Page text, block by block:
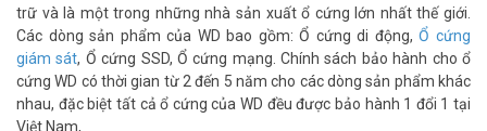
Giải pháp tối ưu cho hệ thống camera giám
sát
Kết hợp giữa hiệu suất lớn, độ tin cậy cao cùng khả năng truyền tải
trữ và là một trong những nhà sản xuất ổ cứng lớn nhất thế giới.
Các dòng sản phẩm của WD bao gồm: Ổ cứng di động,Ổ cứng
giám sát, Ổ cứng SSD, Ổ cứng mạng. Chính sách bảo hành cho ổ
cứng WD có thời gian từ 2 đến 5 năm cho các dòng sản phẩm khác
nhau, đặc biệt tất cả ổ cứng của WD đều được bảo hành 1 đổi 1 tại
Việt Nam,